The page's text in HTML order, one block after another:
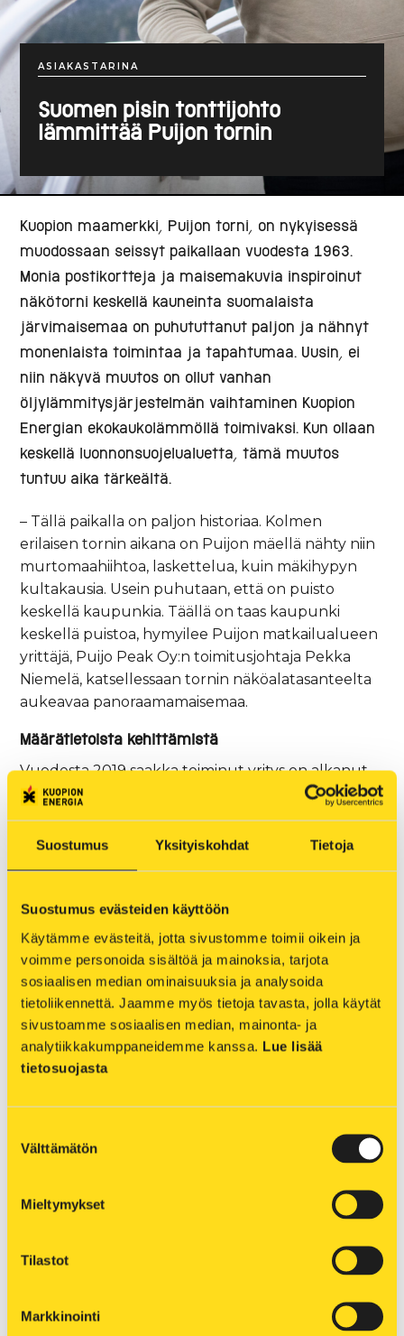
Suostumus Yksityiskohdat Tietoja
Suostumus evästeiden käyttöön
Käytämme evästeitä, jotta sivustomme toimii oikein ja
voimme personoida sisältöä ja mainoksia, tarjota
sosiaalisen median ominaisuuksia ja analysoida
tietoliikennettä. Jaamme myös tietoja tavasta, jolla käytät
sivustoamme sosiaalisen median, mainonta- ja
analytiikkakumppaneidemme kanssa. Lue lisää
tietosuojasta
valinta
Välttämätön
Mieltymykset
Tilastot
Markkinointi
ASIAKASTARINA
Suomen pisin tonttijohto
lämmittää Puijon tornin
Kuopion maamerkki, Puijon torni, on nykyisessä
muodossaan seissyt paikallaan vuodesta 1963.
Monia postikortteja ja maisemakuvia inspiroinut
näkötorni keskellä kauneinta suomalaista
järvimaisemaa on puhututtanut paljon ja nähnyt
monenlaista toimintaa ja tapahtumaa. Uusin, ei
niin näkyvä muutos on ollut vanhan
öljylämmitysjärjestelmän vaihtaminen Kuopion
Energian ekokaukolämmöllä toimivaksi. Kun ollaan
keskellä luonnonsuojelualuetta, tämä muutos
tuntuu aika tärkeältä.
– Tällä paikalla on paljon historiaa. Kolmen
erilaisen tornin aikana on Puijon mäellä nähty niin
murtomaahiihtoa, laskettelua, kuin mäkihypyn
kultakausia. Usein puhutaan, että on puisto
keskellä kaupunkia. Täällä on taas kaupunki
keskellä puistoa, hymyilee Puijon matkailualueen
yrittäjä, Puijo Peak Oy:n toimitusjohtaja Pekka
Niemelä, katsellessaan tornin näköalatasanteelta
aukeavaa panoraamamaisemaa.
Määrätietoista kehittämistä
Vuodesta 2019 saakka toiminut yritys on alkanut
kehittää Puijon mäen matkailu- ja
palvelutarjontaa määrätietoisesti, mutta
luontoarvoja kunnioittaen. Yksi tärkeimmistä
tietenkin tärkeitä, mutta jotta paikka saadaan
kunnolla pyörimään ja palvelut pidettyä yllä,
siihen tarvitaan kuopiolaisia kävijöitä.
– Vetovoimaisimpia juttuja meillä on ollut nämä
teemoitetut luontopolut, halloween- ja
joulupolku. Pelkästään näiden aikana meillä on
tänä talvena ollut kävijöitä lähes 70 000, ja siitä iso
osa on kuopiolaisia. Kuopiolaiset ovat taas
löytäneet Puijon, ja se on aivan huippujuttu,
Tärkeä asia matkailun kehittämisen ohella on
ympäristöystävällisempään muotoon. Puijo
synergiassa Kuopion kaupungin